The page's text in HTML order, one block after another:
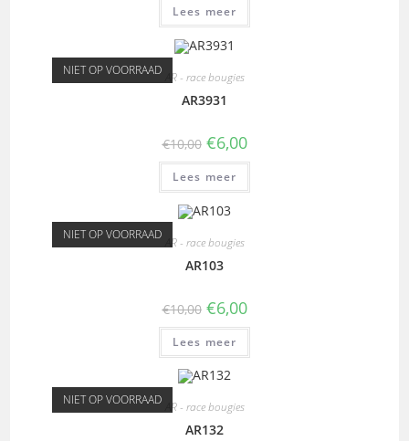
Lees meer
NIET OP VOORRAAD AR - race bougies
AR3931
€10,00 €6,00
Lees meer
NIET OP VOORRAAD AR - race bougies
AR103
€10,00 €6,00
Lees meer
NIET OP VOORRAAD AR - race bougies
AR132